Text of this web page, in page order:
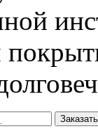
Заказать